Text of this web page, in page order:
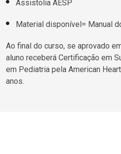
Assistolia AESP
Material disponível= Manual
Ao final do curso, se aprovado
aluno receberá Certificação em
em Pediatria pela American
anos.